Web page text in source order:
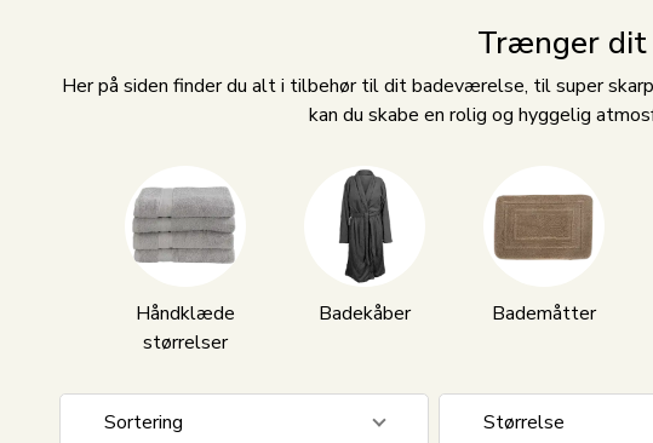
Trænger dit
Her på siden finder du alt i tilbehør til dit badeværelse, til super
kan du skabe en rolig og hyggelig
Håndklæde
størrelser
Badekåber Bademåtter
Sortering
Størrelse